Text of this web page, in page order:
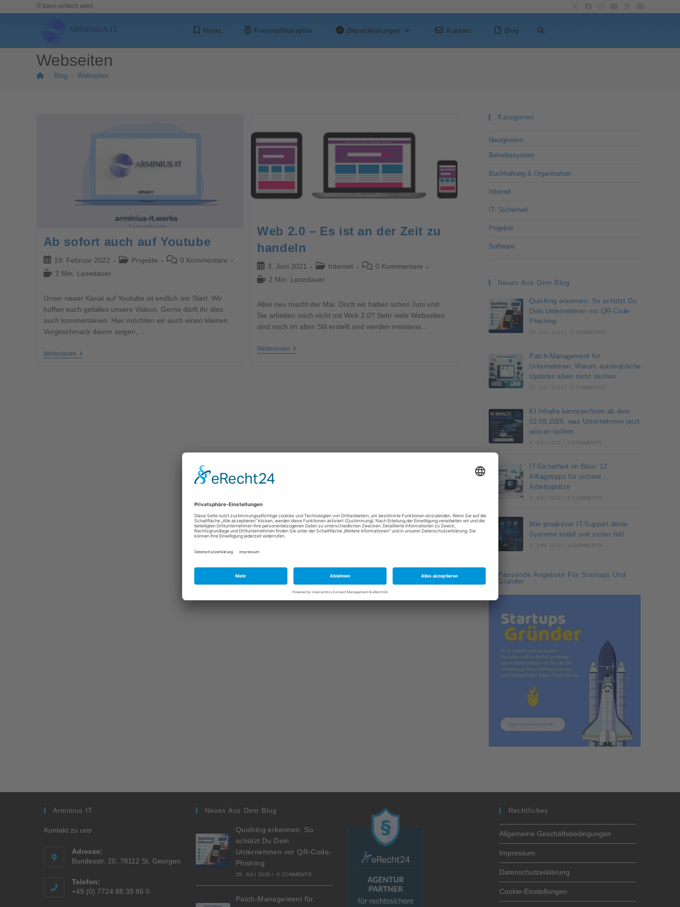
IT kann einfach sein!
Home Firmenphilosophie Dienstleistungen Kontakt Blog
Webseiten
Blog Webseiten
Ab sofort auch auf Youtube
19. Februar 2022 Projekte
0 Kommentare
2 Min. Lesedauer
Unser neuer Kanal auf Youtube ist endlich am Start. Wir
hoffen euch gefallen unsere Videos. Gerne dürft ihr dies
auch kommentieren. Hier möchten wir euch einen kleinen
Vorgeschmack davon zeigen,…
Weiterlesen
Web 2.0 – Es ist an der Zeit zu
handeln
3. Juni 2021 Internet
0 Kommentare
2 Min. Lesedauer
Alles neu macht der Mai. Doch wir haben schon Juni und
Sie arbeiten noch nicht mit Web 2.0? Sehr viele Webseiten
sind noch im alten Stil erstellt und werden meistens…
Weiterlesen
Kategorien
Neuigkeiten
Betriebssystem
Buchhaltung & Organisation
Internet
IT- Sicherheit
Projekte
Software
Neues Aus Dem Blog
Quishing erkennen: So schützt Du
Dein Unternehmen vor QR-Code-
Phishing
29. JULI 2026 0 COMMENTS
Patch-Management für
Unternehmen: Warum automatische
Updates allein nicht reichen
22. JULI 2026 0 COMMENTS
KI Inhalte kennzeichnen ab dem
02.08.2026, was Unternehmen jetzt
wissen sollten
6. JULI 2026 0 COMMENTS
IT-Sicherheit im Büro: 12
Alltagstipps für sichere
Arbeitsplätze
3. JULI 2026 2 COMMENTS
Wie proaktiver IT-Support deine
Systeme stabil und sicher hält
3. JUNI 2026 0 COMMENTS
Passende Angebote Für Startups Und
Gründer
Arminius IT
Kontakt zu uns
Adresse:
Bundesstr. 20, 78112 St. Georgen
Telefon:
+49 (0) 7724 88 39 86 0
Neues Aus Dem Blog
Quishing erkennen: So
schützt Du Dein
Unternehmen vor QR-Code-
Phishing
29. JULI 2026 / 0 COMMENTS
Patch-Management für
Rechtliches
Allgemeine Geschäftsbedingungen
Impressum
Datenschutzerklärung
Cookie-Einstellungen